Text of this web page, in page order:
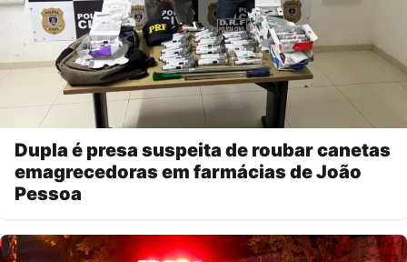
Dupla é presa suspeita de roubar canetas
emagrecedoras em farmácias de João
Pessoa